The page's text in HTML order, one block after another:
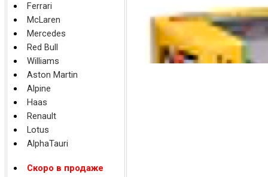
Ferrari
McLaren
Mercedes
Red Bull
Williams
Aston Martin
Alpine
Haas
Renault
Lotus
AlphaTauri
Скоро в продаже